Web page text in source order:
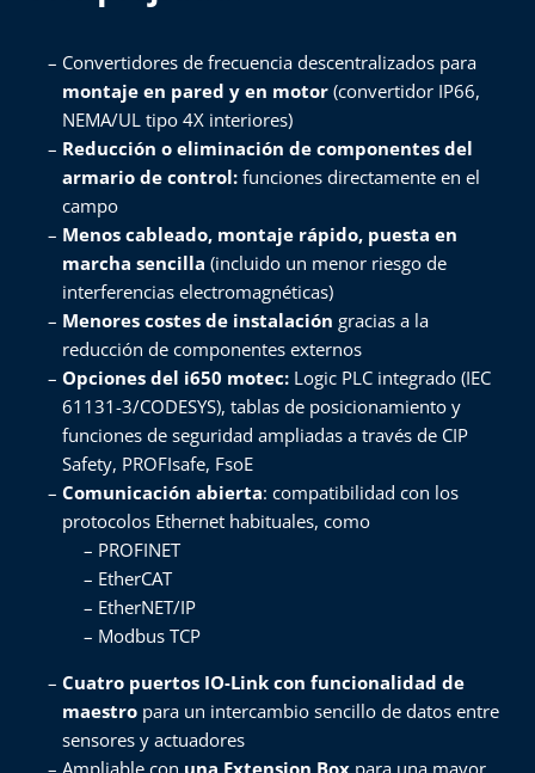
Convertidores de frecuencia descentralizados para
montaje en pared y en motor (convertidor IP66,
NEMA/UL tipo 4X interiores)​
Reducción o eliminación de componentes del
armario de control: funciones directamente en el
campo​
Menos cableado, montaje rápido, puesta en
marcha sencilla (incluido un menor riesgo de
interferencias electromagnéticas)​
Menores costes de instalación gracias a la
reducción de componentes externos​
Opciones del i650 motec: Logic PLC integrado (IEC
61131-3/CODESYS), tablas de posicionamiento y
funciones de seguridad ampliadas a través de CIP
Safety, PROFIsafe, FsoE​
Comunicación abierta: compatibilidad con los
protocolos Ethernet habituales, como
PROFINET​
EtherCAT​
EtherNET/IP​
Modbus TCP​
Cuatro puertos IO-Link con funcionalidad de
maestro para un intercambio sencillo de datos entre
sensores y actuadores​
Ampliable con una Extension Box para una mayor